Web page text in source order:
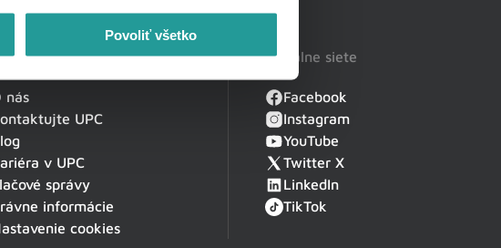
Povoliť všetko
spoločnosti
nás
UPC
v UPC
správy
informácie
cookies
Sociálne siete
Facebook
Instagram
YouTube
Twitter X
LinkedIn
TikTok